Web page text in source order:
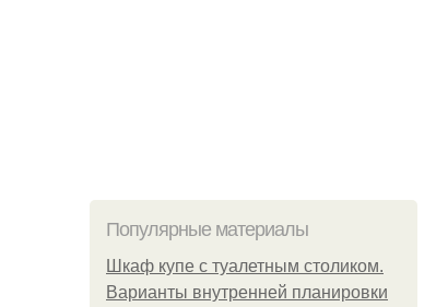
Популярные материалы
Шкаф купе с туалетным столиком.
Варианты внутренней планировки